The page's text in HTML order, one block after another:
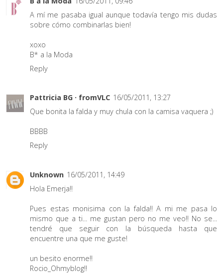
A mí me pasaba igual aunque todavía tengo mis dudas
sobre cómo combinarlas bien!
xoxo
B* a la Moda
Reply
Pattricia BG · fromVLC 16/05/2011, 13:27
Que bonita la falda y muy chula con la camisa vaquera ;)
BBBB
Reply
Unknown 16/05/2011, 14:49
Hola Emerja!!
Pues estas monisima con la falda!! A mi me pasa lo
mismo que a ti... me gustan pero no me veo!! No se...
tendré que seguir con la búsqueda hasta que
encuentre una que me guste!
un besito enorme!!
Rocio_Ohmyblog!!